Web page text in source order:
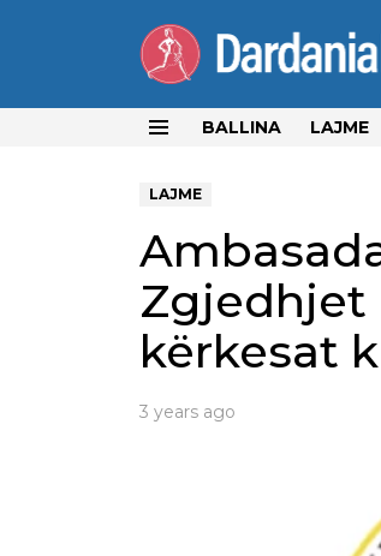
BALLINA LAJME
LAJME
Zgjedhjet
kërkesat
3 years ago